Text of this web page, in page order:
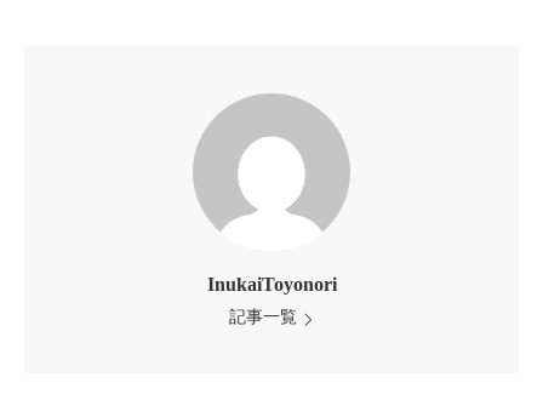
InukaiToyonori
記事一覧